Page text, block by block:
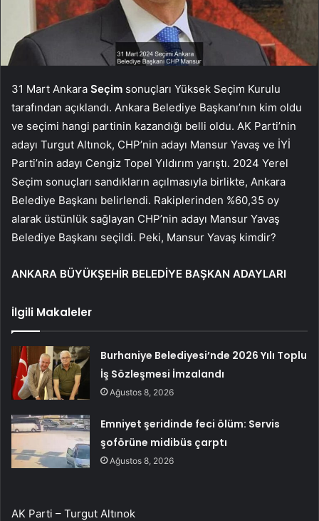
31 Mart Ankara Seçim sonuçları Yüksek Seçim Kurulu
tarafından açıklandı. Ankara Belediye Başkanı’nın kim oldu
ve seçimi hangi partinin kazandığı belli oldu. AK Parti’nin
adayı Turgut Altınok, CHP’nin adayı Mansur Yavaş ve İYİ
Parti’nin adayı Cengiz Topel Yıldırım yarıştı. 2024 Yerel
Seçim sonuçları sandıkların açılmasıyla birlikte, Ankara
Belediye Başkanı belirlendi. Rakiplerinden %60,35 oy
alarak üstünlük sağlayan CHP’nin adayı Mansur Yavaş
Belediye Başkanı seçildi. Peki, Mansur Yavaş kimdir?
ANKARA BÜYÜKŞEHİR BELEDİYE BAŞKAN ADAYLARI
İlgili Makaleler
Burhaniye Belediyesi’nde 2026 Yılı Toplu
İş Sözleşmesi İmzalandı
Ağustos 8, 2026
Emniyet şeridinde feci ölüm: Servis
şoförüne midibüs çarptı
Ağustos 8, 2026
AK Parti – Turgut Altınok